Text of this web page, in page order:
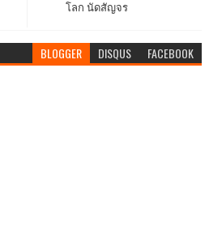
โลก นัดสัญจร
BLOGGER DISQUS FACEBOOK